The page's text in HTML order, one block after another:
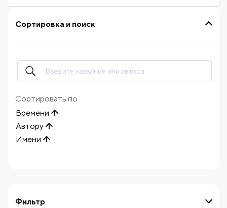
Фильтр
Сортировка и поиск
Сортировать по
Времени
Автору
Имени